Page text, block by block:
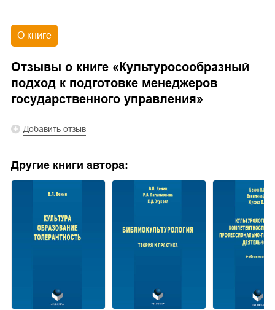
О книге
Отзывы о книге « Культуросообразный
подход к подготовке менеджеров
государственного управления»
Добавить отзыв
Другие книги автора: